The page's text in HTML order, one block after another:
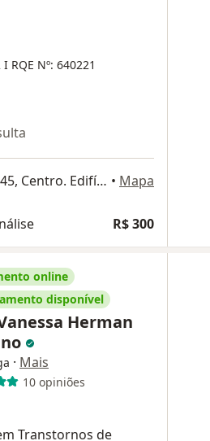
RQE Nº: 640221
Rua Euclides Miragaia,145, Centro. Edifício Helbor Downtown, sala 913, São José dos Campos • Mapa
R$ 300
online
disponível
Herman
· Mais
10 opiniões
Transtornos de